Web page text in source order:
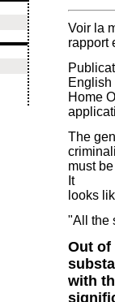
Voir la
rapport
English
Home
The
must
It
looks
"All the
Out of
with